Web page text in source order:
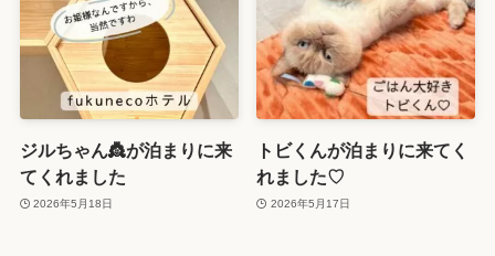
ジルちゃん👸が泊まりに来
てくれました
2026年5月18日
トビくんが泊まりに来てく
れました♡
2026年5月17日